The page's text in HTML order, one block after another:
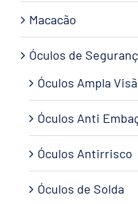
Macacão
Óculos de
Óculos Ampla
Óculos Anti
Óculos Antirrisco
Óculos de Solda